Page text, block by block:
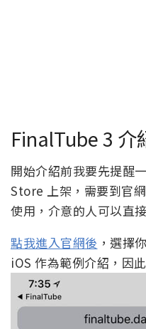
FinalTube 3 介
開始介紹前我要先提醒
Store 上架，需要到官
使用，介意的人可以直
點我進入官網後 ，選擇
iOS 作為範例介紹，因